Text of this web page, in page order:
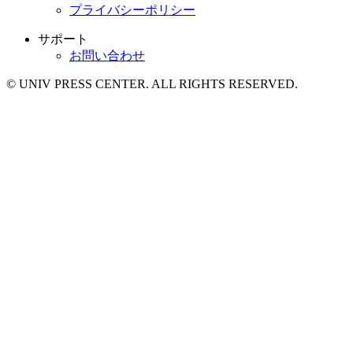
プライバシーポリシー
サポート
お問い合わせ
© UNIV PRESS CENTER. ALL RIGHTS RESERVED.